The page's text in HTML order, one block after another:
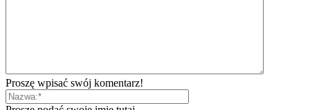
Proszę wpisać swój komentarz!